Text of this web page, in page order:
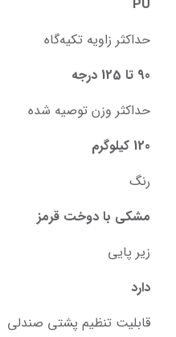
PU
حداکثر زاویه تکیه‌گاه
90 تا 125 درجه
حداکثر وزن توصیه شده
120 کیلوگرم
رنگ
مشکی با دوخت قرمز
زیر پایی
دارد
قابلیت تنظیم پشتی صندلی